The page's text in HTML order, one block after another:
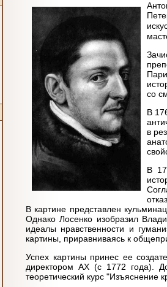
со
В
в
В
В картине представлен
Однако Лосенко изобразил
идеалы нравственности и
картины, приравниваясь к
Успех картины принес ее
директором АХ (с 1772 года).
теоретический курс "Изъяснение